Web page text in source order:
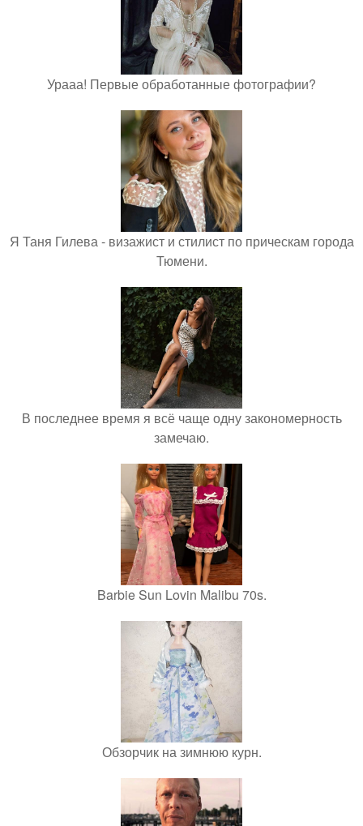
Урааа! Первые обработанные фотографии?
Я Таня Гилева - визажист и стилист по прическам города
Тюмени.
В последнее время я всё чаще одну закономерность
замечаю.
Barbie Sun Lovin Malibu 70s.
Обзорчик на зимнюю курн.